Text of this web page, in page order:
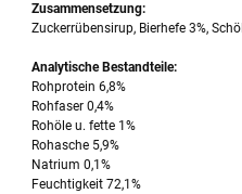
Zusammensetzung:
Zuckerrübensirup, Bierhefe 3%,
Analytische Bestandteile:
Rohprotein 6,8%
Rohfaser 0,4%
Rohöle u. fette 1%
Rohasche 5,9%
Natrium 0,1%
Feuchtigkeit 72,1%